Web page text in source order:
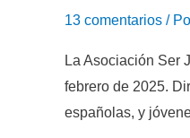
13 comentarios /
La Asociación Ser
febrero de 2025.
españolas, y